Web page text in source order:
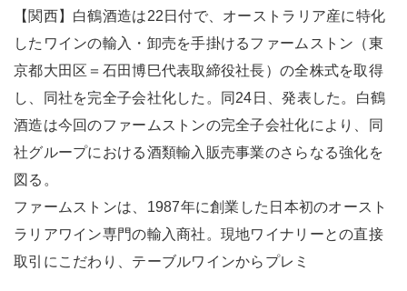
【関西】白鶴酒造は22日付で、オーストラリア産に特化
したワインの輸入・卸売を手掛けるファームストン（東
京都大田区＝石田博巳代表取締役社長）の全株式を取得
し、同社を完全子会社化した。同24日、発表した。白鶴
酒造は今回のファームストンの完全子会社化により、同
社グループにおける酒類輸入販売事業のさらなる強化を
図る。
ファームストンは、1987年に創業した日本初のオースト
ラリアワイン専門の輸入商社。現地ワイナリーとの直接
取引にこだわり、テーブルワインからプレミ